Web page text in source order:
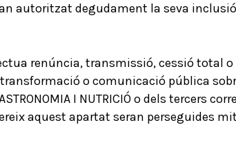
autoritzat degudament la seva
renúncia, transmissió, cessió total
o comunicació pública
I NUTRICIÓ o dels tercers
aquest apartat seran perseguides